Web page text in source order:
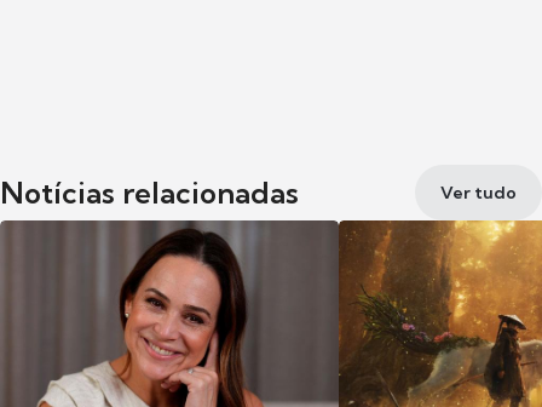
Notícias relacionadas Ver tudo